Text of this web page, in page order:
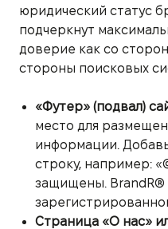
юридический статус
подчеркнут
доверие как со
стороны поисковых
«Футер» (подвал)
место для
информации.
строку, например:
защищены. BrandR®
Страница «О нас»